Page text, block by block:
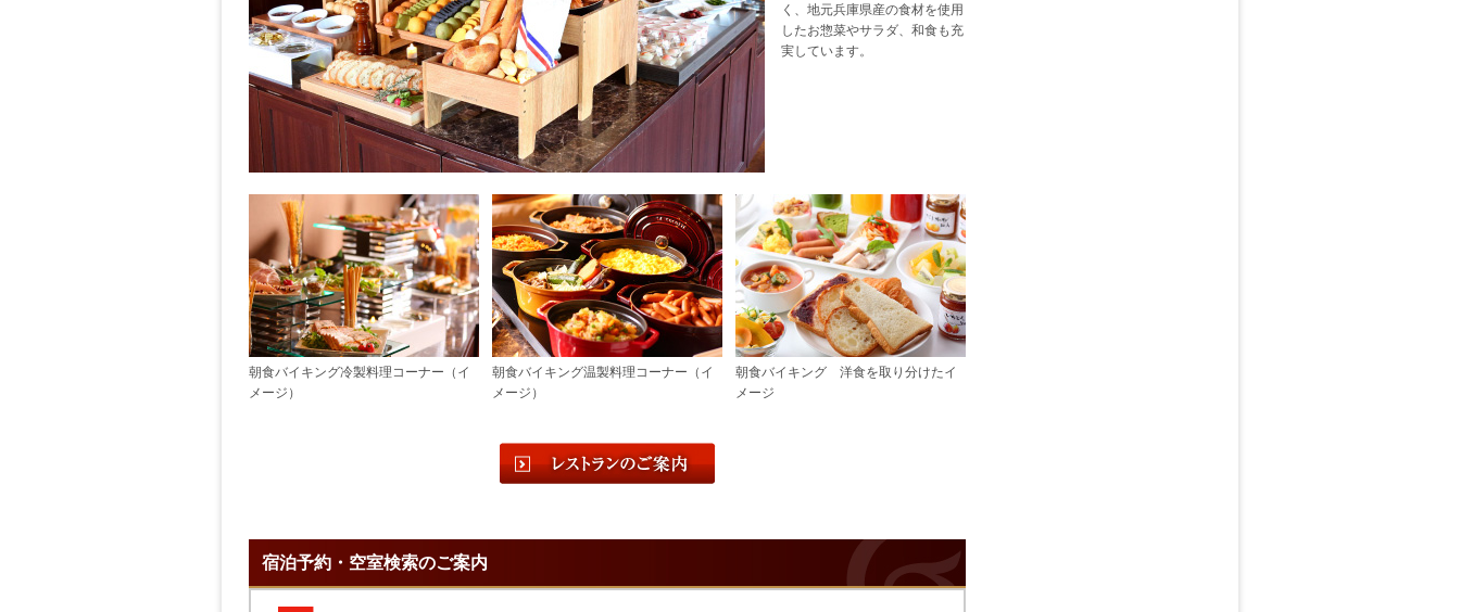
く、地元兵庫県産の食材を使用
したお惣菜やサラダ、和食も充
実しています。
朝食バイキング冷製料理コーナー（イ
メージ）
朝食バイキング温製料理コーナー（イ
メージ）
朝食バイキング 洋食を取り分けたイ
メージ
宿泊予約・空室検索のご案内